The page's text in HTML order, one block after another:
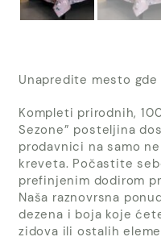
Unapredite mesto
Kompleti prirodnih,
Sezone” posteljina
prodavnici na samo
kreveta. Počastite
prefinjenim dodirom
Naša raznovrsna
dezena i boja koje
zidova ili ostalih